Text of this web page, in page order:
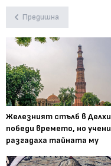
Предишна
Железният стълб в Делхи
победи времето, но учени
разгадаха тайната му